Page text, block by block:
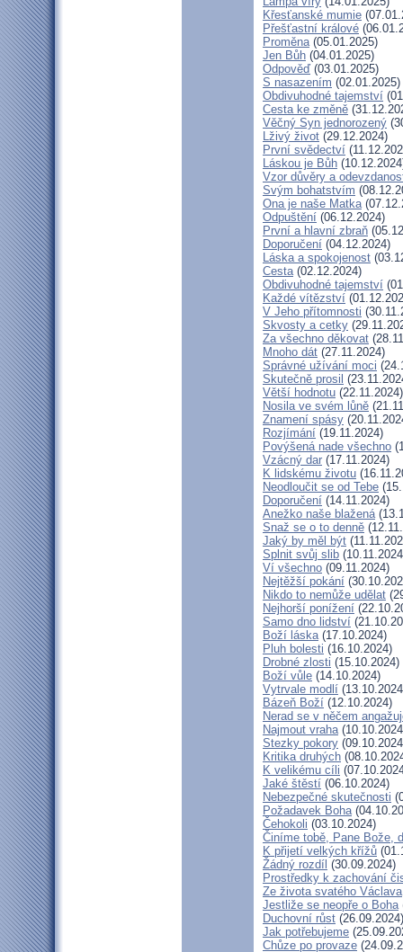
Křesťanské mumie
Přešťastní králové
Proměna(05.01.2025)
Jen Bůh (04.01.2025)
Odpověď (03.01.2025)
S nasazením (02.01.2025)
Obdivuhodné tajemství
Cesta ke změně
Věčný Syn jednorozený
Lživý život (29.12.2024)
První svědectví
Láskou je Bůh
Vzor důvěry a
Svým bohatstvím
Ona je naše Matka
Odpuštění (06.12.2024)
První a hlavní zbraň
Doporučení (04.12.2024)
Láska a spokojenost
Cesta(02.12.2024)
Obdivuhodné tajemství
Každé vítězství
V Jeho přítomnosti
Skvosty a cetky
Za všechno děkovat
Mnoho dát (27.11.2024)
Správné užívání moci
Skutečně prosil
Větší hodnotu (22.11.2024)
Nosila ve svém lůně
Znamení spásy
Rozjímání (19.11.2024)
Povýšená nade všechno
Vzácný dar (17.11.2024)
K lidskému životu
Neodloučit se od Tebe
Doporučení (14.11.2024)
Anežko naše blažená
Snaž se o to denně
Jaký by měl být
Splnit svůj slib
Ví všechno (09.11.2024)
Nejtěžší pokání
Nikdo to nemůže udělat
Nejhorší ponížení
Samo dno lidství
Boží láska(17.10.2024)
Pluh bolesti (16.10.2024)
Drobné zlosti (15.10.2024)
Boží vůle (14.10.2024)
Vytrvale modlí
Bázeň Boží (12.10.2024)
Nerad se v něčem
Najmout vraha
Stezky pokory
Kritika druhých
K velikému cíli
Jaké štěstí (06.10.2024)
Nebezpečné skutečnosti
Požadavek Boha
Čehokoli (03.10.2024)
Činíme tobě, Pane Bože,
K přijetí velkých křížů
Žádný rozdíl (30.09.2024)
Prostředky k zachování
Ze života svatého Václava
Jestliže se neopře o Boha
Duchovní růst (26.09.2024)
Jak potřebujeme
Chůze po provaze